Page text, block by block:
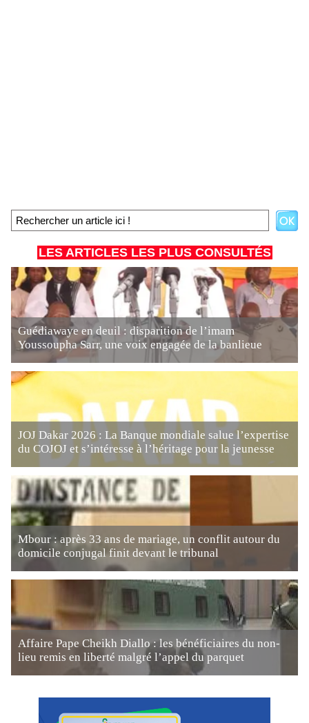
LES ARTICLES LES PLUS CONSULTÉS
Guédiawaye en deuil : disparition de l’imam
Youssoupha Sarr, une voix engagée de la banlieue
JOJ Dakar 2026 : La Banque mondiale salue l’expertise
du COJOJ et s’intéresse à l’héritage pour la jeunesse
Mbour : après 33 ans de mariage, un conflit autour du
domicile conjugal finit devant le tribunal
Affaire Pape Cheikh Diallo : les bénéficiaires du non-
lieu remis en liberté malgré l’appel du parquet